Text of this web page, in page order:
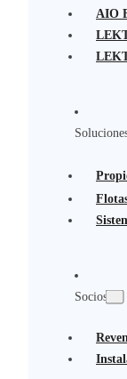
AIO
Soluciones
Socios